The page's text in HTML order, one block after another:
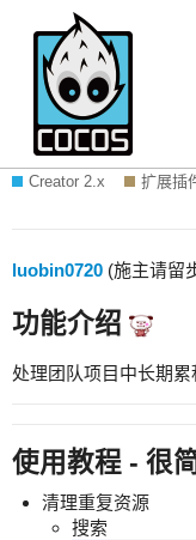
【破壁】实用
一键清理未使
Creator 2.x 扩展插
luobin0720 (施主请留
功能介绍
处理团队项目中长期累
使用教程 - 很
清理重复资源
搜索